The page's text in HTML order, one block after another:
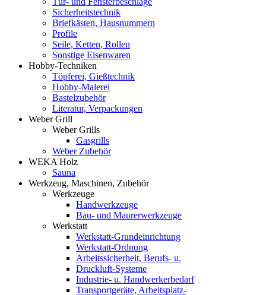
Sicherheitstechnik
Briefkästen, Hausnummern
Profile
Seile, Ketten, Rollen
Sonstige Eisenwaren
Hobby-Techniken
Töpferei, Gießtechnik
Hobby-Malerei
Bastelzubehör
Literatur, Verpackungen
Weber Grill
Weber Grills
Gasgrills
Weber Zubehör
WEKA Holz
Sauna
Werkzeug, Maschinen, Zubehör
Werkzeuge
Handwerkzeuge
Bau- und Maurerwerkzeuge
Werkstatt
Werkstatt-Grundeinrichtung
Werkstatt-Ordnung
Arbeitssicherheit, Berufs- u.
Druckluft-Systeme
Industrie- u. Handwerkerbedarf
Transportgeräte, Arbeitsplatz-